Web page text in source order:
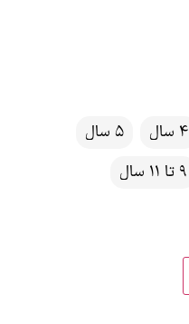
4 سال
5 سال
9 تا 11 سال